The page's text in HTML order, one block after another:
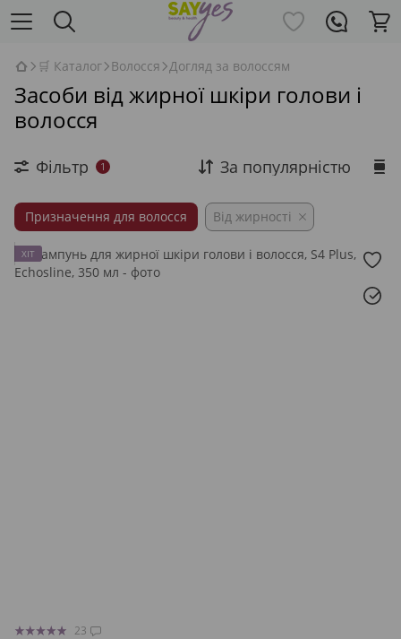
🛒 Каталог Волосся Догляд за волоссям
Засоби від жирної шкіри голови і
волосся
Фільтр 1 За популярністю
Призначення для волосся Від жирності
ХІТ
23